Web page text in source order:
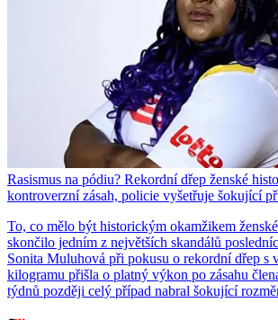
Rasismus na pódiu? Rekordní dřep ženské
kontroverzní zásah, policie vyšetřuje šokující
To, co mělo být historickým okamžikem
skončilo jedním z největších skandálů
Sonita Muluhová při pokusu o rekordní dřep s
kilogramu přišla o platný výkon po zásahu
týdnů později celý případ nabral šokující